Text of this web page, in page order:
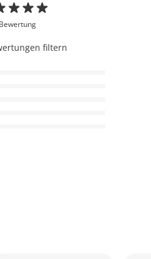
filtern